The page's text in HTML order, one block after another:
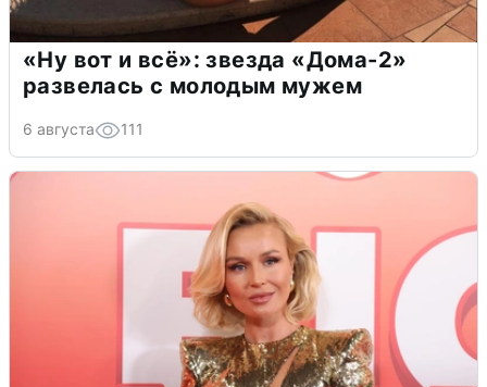
«Ну вот и всё»: звезда «Дома-2»
развелась с молодым мужем
6 августа 111